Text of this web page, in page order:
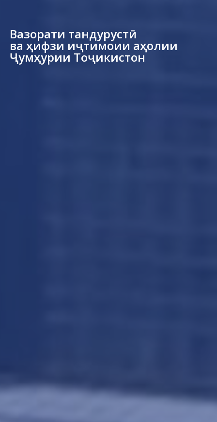
Вазорати тандурустӣ
ва ҳифзи иҷтимоии аҳолии
Ҷумҳурии Тоҷикистон